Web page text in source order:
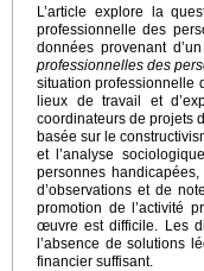
L’article explore la
professionnelle des
données provenant
professionnelles des
situation professionnelle
lieux de travail et
coordinateurs de projets
basée sur le
et l’analyse
personnes
d’observations et de
promotion de l’activité
œuvre est difficile. Les
l’absence de solutions
financier suffisant.